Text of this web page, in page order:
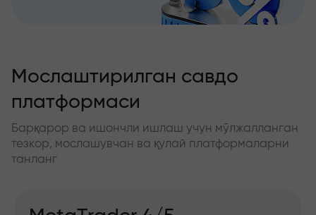
Мослаштирилган савдо
платформаси
Барқарор ва ишончли ишлаш учун мўлжалланган
тезкор, мослашувчан ва қулай платформаларни
танланг